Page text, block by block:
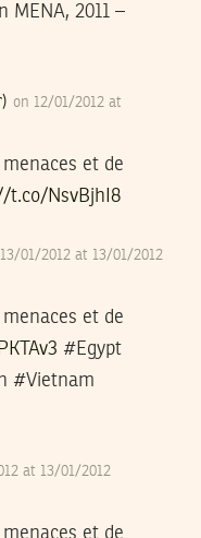
MENA, 2011 –
on 12/01/2012 at
et de
t.co/NsvBjhI8
01/2012 at 13/01/2012
et de
#Egypt
#Vietnam
at 13/01/2012
et de